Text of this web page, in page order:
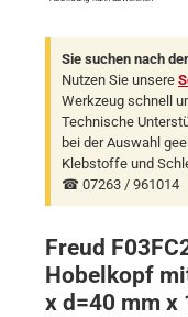
Sie suchen nach
Nutzen Sie unsere
Werkzeug schnell
Technische
bei der Auswahl
Klebstoffe und
☎ 07263 / 961014
Freud
Hobelkopf
x d=40 mm x